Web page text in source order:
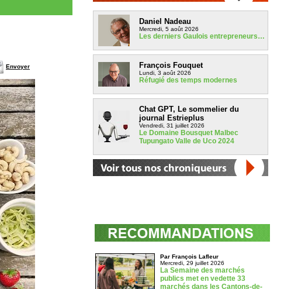
Envoyer
Daniel Nadeau
Mercredi, 5 août 2026
Les derniers Gaulois entrepreneurs…
François Fouquet
Lundi, 3 août 2026
Réfugié des temps modernes
Chat GPT, Le sommelier du
journal Estrieplus
Vendredi, 31 juillet 2026
Le Domaine Bousquet Malbec
Tupungato Valle de Uco 2024
Par François Lafleur
Mercredi, 29 juillet 2026
La Semaine des marchés
publics met en vedette 33
marchés dans les Cantons-de-